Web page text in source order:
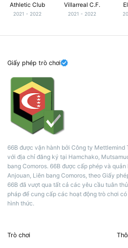
Athletic Club
2021 - 2022
Villarreal C.F.
2021 - 2022
Giấy phép trò chơi
66B được vận hành bởi Công ty Mettlemind
với địa chỉ đăng ký tại Hamchako,
bang Comoros. 66B được cấp phép và
Anjouan, Liên bang Comoros, theo Giấy
66B đã vượt qua tất cả các yêu cầu tuân
pháp để cung cấp các hoạt động trò chơi
hình thức.
Trò chơi